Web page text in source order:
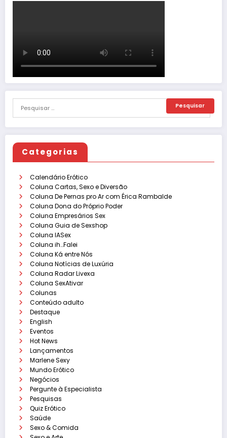
Categorias
Calendário Erótico
Coluna Cartas, Sexo e Diversão
Coluna De Pernas pro Ar com Érica Rambalde
Coluna Dona do Próprio Poder
Coluna Empresários Sex
Coluna Guia de Sexshop
Coluna IASex
Coluna ih…Falei
Coluna Ká entre Nós
Coluna Notícias de Luxúria
Coluna Radar Livexa
Coluna SexAtivar
Colunas
Conteúdo adulto
Destaque
English
Eventos
Hot News
Lançamentos
Marlene Sexy
Mundo Erótico
Negócios
Pergunte à Especialista
Pesquisas
Quiz Erótico
Saúde
Sexo & Comida